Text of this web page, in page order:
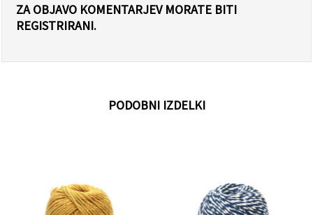
ZA OBJAVO KOMENTARJEV MORATE BITI
REGISTRIRANI.
PODOBNI IZDELKI